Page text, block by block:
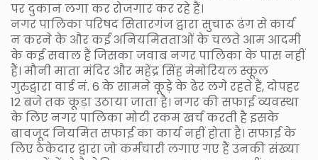
पर दुकान लगा कर रोजगार कर रहे हैं।
नगर पालिका परिषद सितारगंज द्वारा सुचारू ढंग से कार्य
न करने के और कई अनियमितताओं के चलते आम आदमी
के कई सवाल हैं जिसका जवाब नगर पालिका के पास नहीं
हैं। मौनी माता मंदिर और महेंद्र सिंह मेमोरियल स्कूल
गुरुद्वारा वार्ड नं. 6 के सामने कूड़े के ढेर लगे रहते हैं, दोपहर
12 बजे तक कूड़ा उठाया जाता है। नगर की सफाई व्यवस्था
के लिए नगर पालिका मोटी रकम खर्च करती है इसके
बावजूद नियमित सफाई का कार्य नहीं होता है। सफाई के
लिए ठेकेदार द्वारा जो कर्मचारी लगाए गए हैं उनकी संख्या